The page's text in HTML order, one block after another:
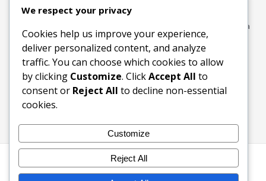
complejidad de la IA empresarial?
Los organigramas de marketing se crearon para los canales. La
IA acaba de dejarlos obsoletos.
Buscar
Buscar
Inicio Blog
Bloques Temáticos
We respect your privacy
Cookies help us improve your experience,
deliver personalized content, and analyze
traffic. You can choose which cookies to allow
by clicking Customize. ClickAccept All to
consent or Reject All to decline non-essential
cookies.
Customize
Reject All